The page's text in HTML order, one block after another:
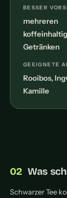
BESSER
mehreren
Getränken
GEEIGNETE
Rooibos,
Kamille
Was
Schwarzer Tee